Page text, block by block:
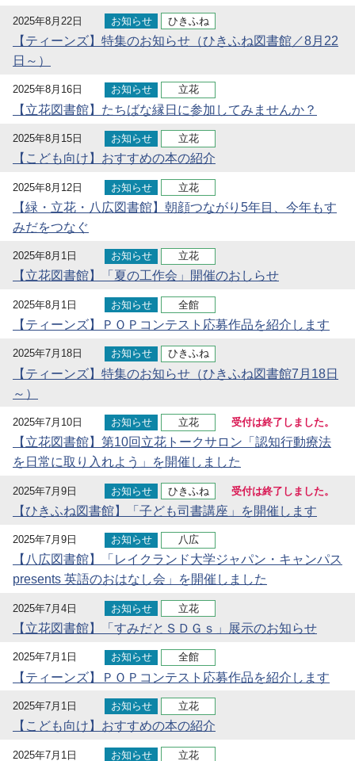
2025年8月22日 お知らせ ひきふね
【ティーンズ】特集のお知らせ（ひきふね図書館／8月22
日～）
2025年8月16日 お知らせ 立花
【立花図書館】たちばな縁日に参加してみませんか？
2025年8月15日 お知らせ 立花
【こども向け】おすすめの本の紹介
2025年8月12日 お知らせ 立花
【緑・立花・八広図書館】朝顔つながり5年目、今年もす
みだをつなぐ
2025年8月1日 お知らせ 立花
【立花図書館】「夏の工作会」開催のおしらせ
2025年8月1日 お知らせ 全館
【ティーンズ】ＰＯＰコンテスト応募作品を紹介します
2025年7月18日 お知らせ ひきふね
【ティーンズ】特集のお知らせ（ひきふね図書館7月18日
～）
2025年7月10日 お知らせ 立花 受付は終了しました。
【立花図書館】第10回立花トークサロン「認知行動療法
を日常に取り入れよう」を開催しました
2025年7月9日 お知らせ ひきふね 受付は終了しました。
【ひきふね図書館】「子ども司書講座」を開催します
2025年7月9日 お知らせ 八広
【八広図書館】「レイクランド大学ジャパン・キャンパス
presents 英語のおはなし会」を開催しました
2025年7月4日 お知らせ 立花
【立花図書館】「すみだとＳＤＧｓ」展示のお知らせ
2025年7月1日 お知らせ 全館
【ティーンズ】ＰＯＰコンテスト応募作品を紹介します
2025年7月1日 お知らせ 立花
【こども向け】おすすめの本の紹介
2025年7月1日 お知らせ 立花